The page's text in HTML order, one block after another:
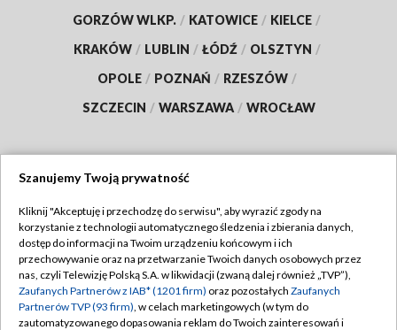
GORZÓW WLKP. / KATOWICE / KIELCE /
KRAKÓW / LUBLIN / ŁÓDŹ / OLSZTYN /
OPOLE / POZNAŃ / RZESZÓW /
SZCZECIN / WARSZAWA / WROCŁAW
TVP
Abonament TVP
Emisja w TVP
Centrum informacji TVP
Regulamin TVP
Polityka prywatności
Moje zgody
Szanujemy Twoją prywatność
Kliknij "Akceptuję i przechodzę do serwisu", aby wyrazić zgody na
korzystanie z technologii automatycznego śledzenia i zbierania danych,
dostęp do informacji na Twoim urządzeniu końcowym i ich
przechowywanie oraz na przetwarzanie Twoich danych osobowych przez
nas, czyli Telewizję Polską S.A. w likwidacji (zwaną dalej również „TVP”),
Zaufanych Partnerów z IAB* (1201 firm) oraz pozostałych Zaufanych
Partnerów TVP (93 firm), w celach marketingowych (w tym do
zautomatyzowanego dopasowania reklam do Twoich zainteresowań i